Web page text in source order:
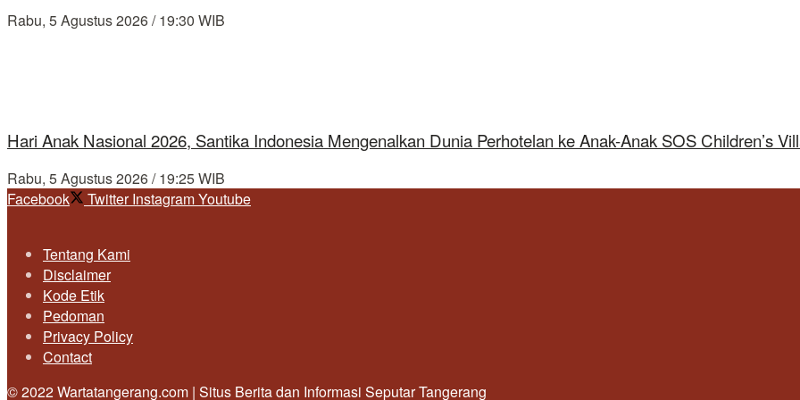
Rabu, 5 Agustus 2026 / 19:30 WIB
Hari Anak Nasional 2026, Santika Indonesia Mengenalkan Dunia Perhotelan ke Anak-Anak SOS Children’s
Rabu, 5 Agustus 2026 / 19:25 WIB
Facebook
Twitter InstagramYoutube
Tentang Kami
Disclaimer
Kode Etik
Pedoman
Privacy Policy
Contact
© 2022 Wartatangerang.com | Situs Berita dan Informasi Seputar Tangerang